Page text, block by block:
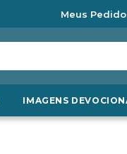
Meus
IMAGENS